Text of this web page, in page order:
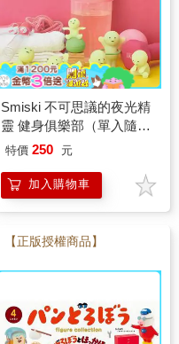
Smiski 不可思議的夜光精
靈 健身俱樂部（單入隨機
款)
特價 250 元
加入購物車
【正版授權商品】